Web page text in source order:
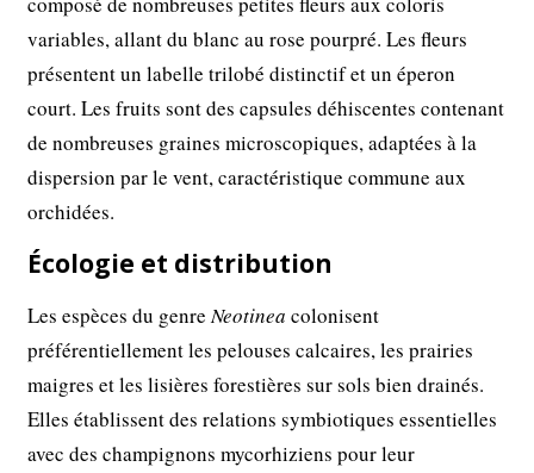
variables, allant du blanc au rose pourpré. Les fleurs
présentent un labelle trilobé distinctif et un éperon
court. Les fruits sont des capsules déhiscentes contenant
de nombreuses graines microscopiques, adaptées à la
dispersion par le vent, caractéristique commune aux
orchidées.
Écologie et distribution
Les espèces du genreNeotinea colonisent
préférentiellement les pelouses calcaires, les prairies
maigres et les lisières forestières sur sols bien drainés.
Elles établissent des relations symbiotiques essentielles
avec des champignons mycorhiziens pour leur